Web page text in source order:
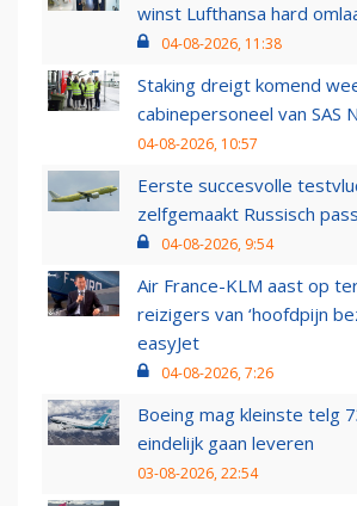
winst Lufthansa hard
04-08-2026, 11:38
Staking dreigt komend
cabinepersoneel van SAS
04-08-2026, 10:57
Eerste succesvolle
zelfgemaakt Russisch
04-08-2026, 9:54
Air France-KLM aast op
reizigers van ‘hoofdpijn
easyJet
04-08-2026, 7:26
Boeing mag kleinste telg
eindelijk gaan leveren
03-08-2026, 22:54